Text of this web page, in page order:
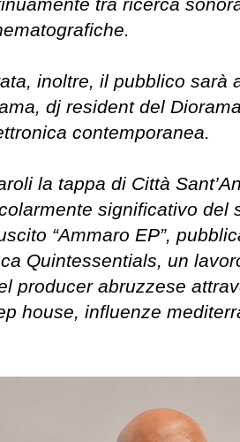
tra ricerca
inoltre, il pubblico sarà
dj resident del
contemporanea.
la tappa di Città
significativo del
“Ammaro EP”,
Quintessentials, un
producer abruzzese
house, influenze